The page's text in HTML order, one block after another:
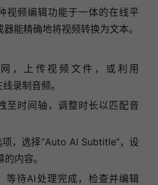
视频编辑功能于一体的在线平
能精确地将视频转换为文本。
，上传视频文件，或利用
录制音频。
至时间轴，调整时长以匹配音
，选择“Auto AI Subtitle”，设
内容。
等待AI处理完成，检查并编辑